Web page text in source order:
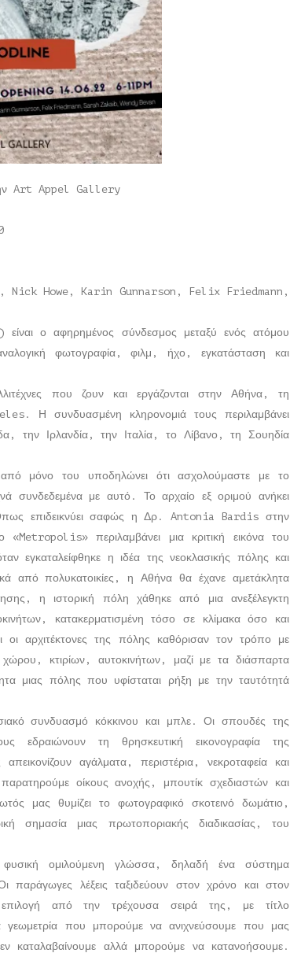
Art Appel Gallery
Howe, Karin Gunnarson, Felix Friedmann,
ο αφηρημένος σύνδεσμος μεταξύ ενός ατόμου
φωτογραφία, φιλμ, ήχο, εγκατάσταση και
που ζουν και εργάζονται στην Αθήνα, τη
Η συνδυασμένη κληρονομιά τους περιλαμβάνει
την Ιρλανδία, την Ιταλία, το Λίβανο, τη Σουηδία
μόνο του υποδηλώνει ότι ασχολούμαστε με το
συνδεδεμένα με αυτό. Το αρχαίο εξ οριμού ανήκει
επιδεικνύει σαφώς η Δρ. Antonia Bardis στην
περιλαμβάνει μια κριτική εικόνα του
εγκαταλείφθηκε η ιδέα της νεοκλασικής πόλης και
από πολυκατοικίες, η Αθήνα θα έχανε αμετάκλητα
η ιστορική πόλη χάθηκε από μια ανεξέλεγκτη
κατακερματισμένη τόσο σε κλίμακα όσο και
οι αρχιτέκτονες της πόλης καθόρισαν τον τρόπο με
κτιρίων, αυτοκινήτων, μαζί με τα διάσπαρτα
μιας πόλης που υφίσταται ρήξη με την ταυτότητά
συνδυασμό κόκκινου και μπλε. Οι σπουδές της
τη θρησκευτική εικονογραφία της
αγάλματα, περιστέρια, νεκροταφεία και
οίκους ανοχής, μπουτίκ σχεδιαστών και
μας θυμίζει το φωτογραφικό σκοτεινό δωμάτιο,
σημασία μιας πρωτοποριακής διαδικασίας, του
ομιλούμενη γλώσσα, δηλαδή ένα σύστημα
λέξεις ταξιδεύουν στον χρόνο και στον
από την τρέχουσα σειρά της, με τίτλο
που μπορούμε να ανιχνεύσουμε που μας
καταλαβαίνουμε αλλά μπορούμε να κατανοήσουμε.